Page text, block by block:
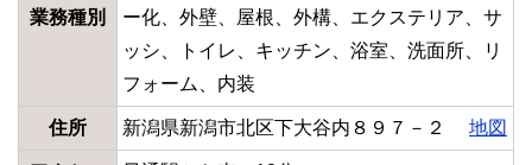
業務種別
ー化、外壁、屋根、外構、エクステリア、サ
ッシ、トイレ、キッチン、浴室、洗面所、リ
フォーム、内装
住所 新潟県新潟市北区下大谷内８９７－２ 地図